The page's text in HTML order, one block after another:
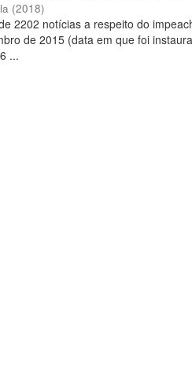
(2018)
2202 notícias a respeito do
de 2015 (data em que foi
...